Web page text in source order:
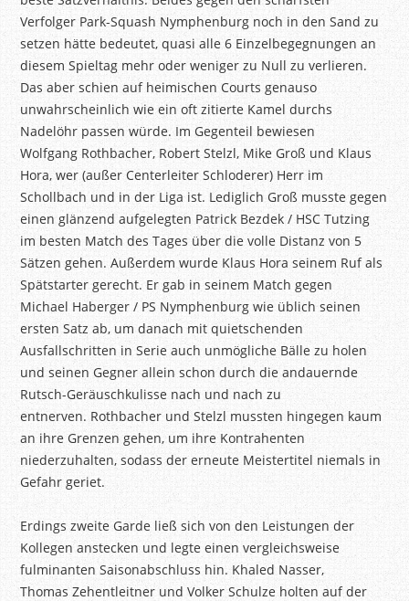
Verfolger Park-Squash Nymphenburg noch in den Sand zu
setzen hätte bedeutet, quasi alle 6 Einzelbegegnungen an
diesem Spieltag mehr oder weniger zu Null zu verlieren.
Das aber schien auf heimischen Courts genauso
unwahrscheinlich wie ein oft zitierte Kamel durchs
Nadelöhr passen würde. Im Gegenteil bewiesen
Wolfgang Rothbacher, Robert Stelzl, Mike Groß und Klaus
Hora, wer (außer Centerleiter Schloderer) Herr im
Schollbach und in der Liga ist. Lediglich Groß musste gegen
einen glänzend aufgelegten Patrick Bezdek / HSC Tutzing
im besten Match des Tages über die volle Distanz von 5
Sätzen gehen. Außerdem wurde Klaus Hora seinem Ruf als
Spätstarter gerecht. Er gab in seinem Match gegen
Michael Haberger / PS Nymphenburg wie üblich seinen
ersten Satz ab, um danach mit quietschenden
Ausfallschritten in Serie auch unmögliche Bälle zu holen
und seinen Gegner allein schon durch die andauernde
Rutsch-Geräuschkulisse nach und nach zu
entnerven. Rothbacher und Stelzl mussten hingegen kaum
an ihre Grenzen gehen, um ihre Kontrahenten
niederzuhalten, sodass der erneute Meistertitel niemals in
Gefahr geriet.
Erdings zweite Garde ließ sich von den Leistungen der
Kollegen anstecken und legte einen vergleichsweise
fulminanten Saisonabschluss hin. Khaled Nasser,
Thomas Zehentleitner und Volker Schulze holten auf der